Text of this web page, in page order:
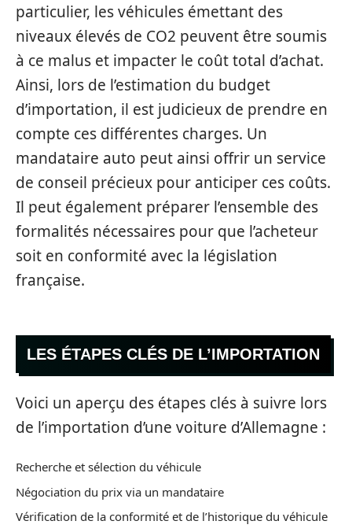
particulier, les véhicules émettant des
niveaux élevés de CO2 peuvent être soumis
à ce malus et impacter le coût total d’achat.
Ainsi, lors de l’estimation du budget
d’importation, il est judicieux de prendre en
compte ces différentes charges. Un
mandataire auto peut ainsi offrir un service
de conseil précieux pour anticiper ces coûts.
Il peut également préparer l’ensemble des
formalités nécessaires pour que l’acheteur
soit en conformité avec la législation
française.
LES ÉTAPES CLÉS DE L’IMPORTATION
Voici un aperçu des étapes clés à suivre lors
de l’importation d’une voiture d’Allemagne :
Recherche et sélection du véhicule
Négociation du prix via un mandataire
Vérification de la conformité et de l’historique du véhicule